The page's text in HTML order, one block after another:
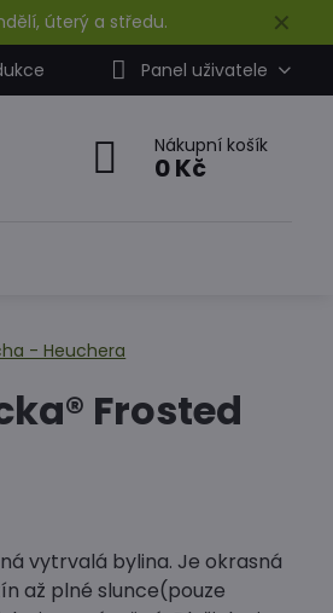
✕
úterý a středu.
Panel uživatele
Nákupní košík
0 Kč
- Heuchera
Frosted
vytrvalá bylina. Je okrasná
až plné slunce(pouze